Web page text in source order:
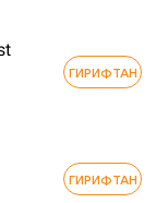
ГИРИФТАН
ГИРИФТАН